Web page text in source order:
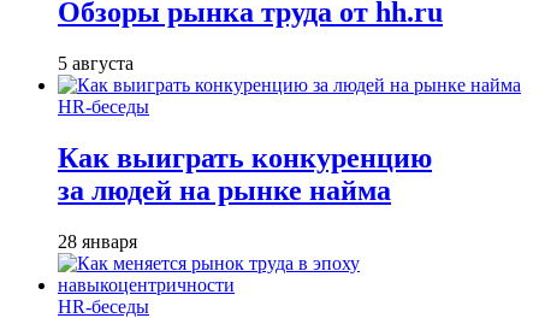
Обзоры рынка труда от hh.ru
5 августа
HR-беседы
Как выиграть конкуренцию
за людей на рынке найма
28 января
HR-беседы